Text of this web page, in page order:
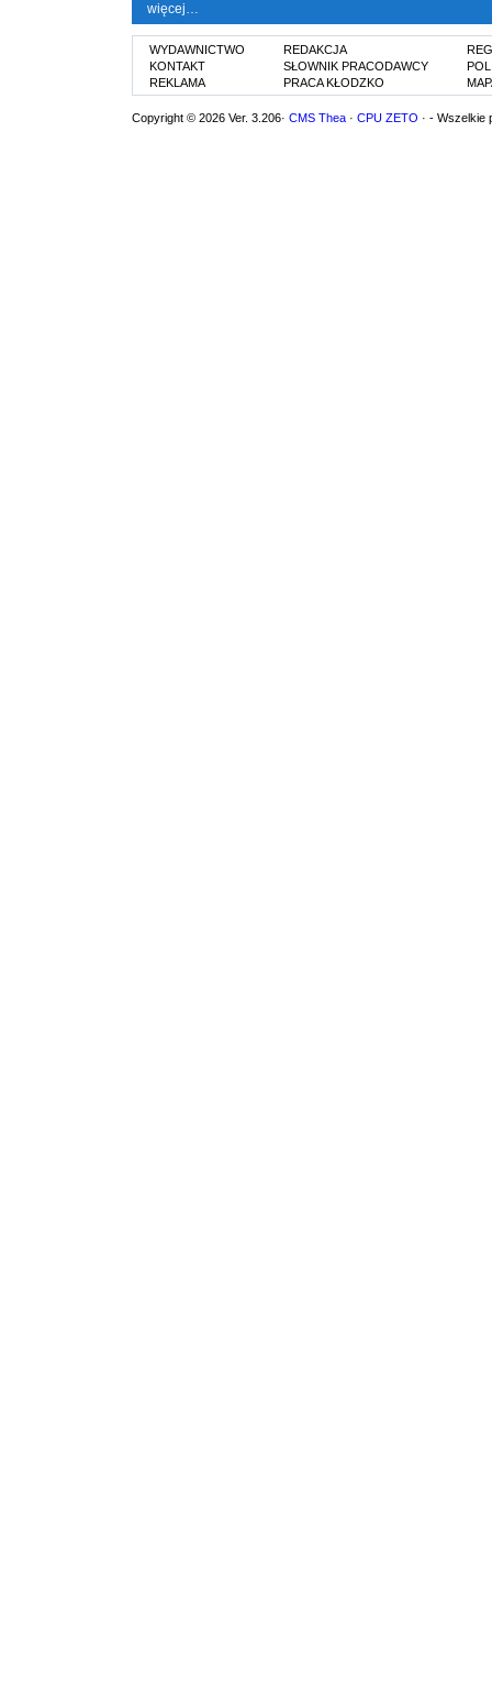
więcej…
WYDAWNICTWO
KONTAKT
REKLAMA
REDAKCJA
SŁOWNIK PRACODAWCY
PRACA KŁODZKO
Copyright © 2026 Ver. 3.206· CMS Thea · CPU ZETO · - Wszelkie